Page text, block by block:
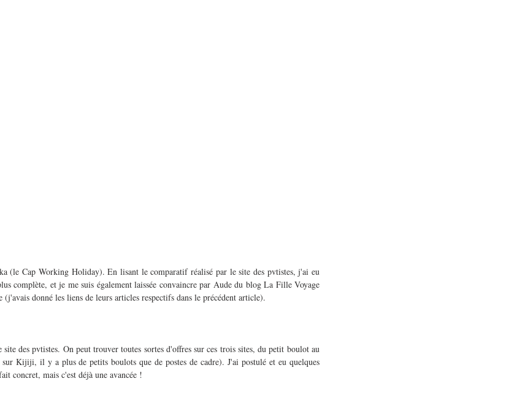
(le Cap Working Holiday). En lisant le comparatif réalisé par le site des pvtistes, j'ai eu
complète, et je me suis également laissée convaincre par Aude du blog La Fille Voyage
donné les liens de leurs articles respectifs dans le précédent article).
des pvtistes. On peut trouver toutes sortes d'offres sur ces trois sites, du petit boulot au
Kijiji, il y a plus de petits boulots que de postes de cadre). J'ai postulé et eu quelques
concret, mais c'est déjà une avancée !